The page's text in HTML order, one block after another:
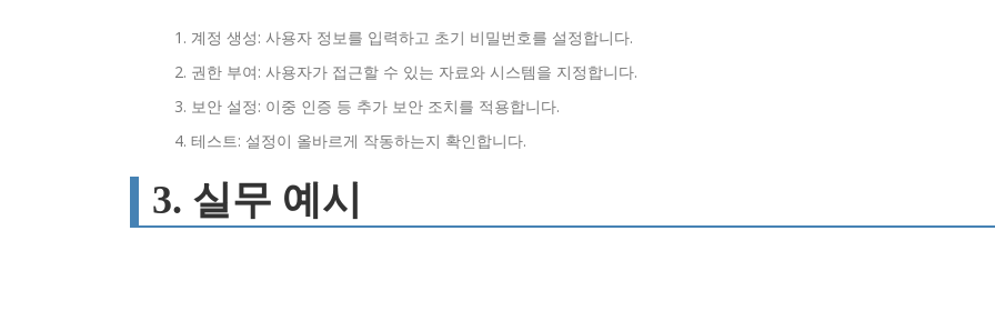
계정 생성: 사용자 정보를 입력하고 초기 비밀번호를 설정합니다.
권한 부여: 사용자가 접근할 수 있는 자료와 시스템을 지정합니다.
보안 설정: 이중 인증 등 추가 보안 조치를 적용합니다.
테스트: 설정이 올바르게 작동하는지 확인합니다.
3. 실무 예시